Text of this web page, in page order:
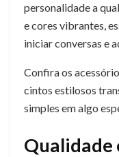
personalidade a
e cores vibrantes,
iniciar conversas e
Confira os
cintos estilosos
simples em algo
Qualidade